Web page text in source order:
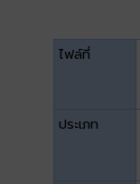
ไฟล์ที่
ประเภท